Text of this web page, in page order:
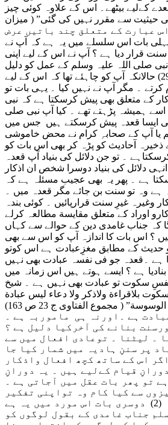
کےلیے بیٹھے۔ اس کے علاوہ کوئی چیز
حیثیت سے مقرر نہیں کی گئی” ( میزان
اس عبارت کے متعلق چند باتیں عرض
ہیں (1) پہلی بات اس سلسلے میں یہ ہے کہ آپ نے
سنت قرار دیا ہے ؟ آپ نے اس کے لیے اپنی
صلی اللہ علیہ وسلم کے عمل کو دلیل
بنایا ہے ( میزان ص 291) حالانکہ آپ کو چاہئے تھا کہ اس کے لیے
۔ مگر آپ نے نہیں کیا ۔ یہی بات تو
کے متعلق بھی پیش کرسکتا ہے کہ نبی
اسے ہمیشہ پڑہتے تھے ۔ کیا آپ نبی صلی
ایسا قعدہ پیش کرسکتے ہیں جس میں
یا آپ کے صحابہِ کرام نے محض خاموشی
ذخیرہ آحادیث کو پڑہ کر بھی اس بات کو
۔ تو جن دلائل کی بنیاد آپ قعدہ
دلائل کی بنیاد دوسرا شخص ان اذکار
ہے ۔ پھر یہ بھی عجیب مسئلہ ہے کہ
ہے وہ تو سنت بن جائے مگر قعدہ میں ۔
وغیرہ غیرِ سنت قرارپائیں ۔ کوئی بندہ
اوراد کے متعلق مقایسة مطالعہ کرلے
کہ جناب غامدی دین کے حوالے سے کہاں
؟ اس بات کا اندازہ آپ کو اس سے بھی
حدیث کے مطابق مغزِعبادت ہے اس کوتو
ہے ۔قعدہ جو فی نفسہ عبادت بھی نہیں
ہے ؟ ایسے ہوتے ہیں اس زمانہ میں
سکوت تو عبادت بھی نہیں ہے ۔ شیخ
بلاقراءة ولاذکر ولا دعاء لیس عبادة
ولامامورابہ بل یفتح باب الوسوسة” ( مجموع الفتاوی ج 23 ص 163)
ہے ۔اورنہ ہی ماموربہ ہے ۔
بنانے کی آخرکیا دلیل ہے ؟
۔ لیٹنا ۔ توعادی افعال میں سے
پر سننِ ہادیہ میں شمار کیا جا
اس کے ساتھ کچھ افعال واذکار
قیام کےلیے ہیں ۔ یہ دورانِ
تو پھر بات عقل میں آجاتی ہے ۔
سے کیا کام وہ تواپنی تفکیر
کا اظہارچاہتے ہیں (2) دوسری بات اس مورد میں یہ ہے
جناب غامدی کے بقول لوگوں کو